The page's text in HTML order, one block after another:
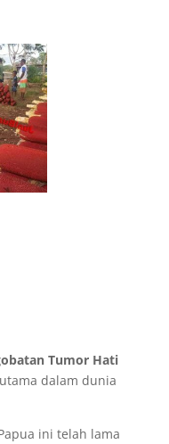
Tumor Hati
dalam dunia
ini telah lama